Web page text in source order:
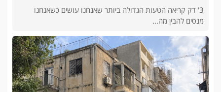
3' דק קריאה הטעות הגדולה ביותר שאנחנו עושים כשאנחנו
מנסים להבין מה...